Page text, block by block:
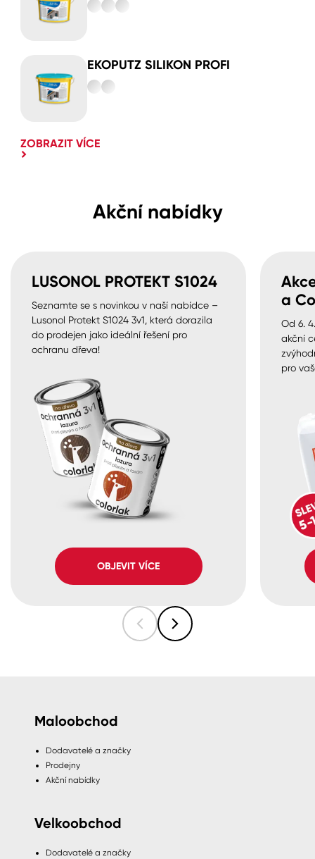
EKOPUTZ SILIKON PROFI
ZOBRAZIT VÍCE
Akční nabídky
LUSONOL PROTEKT S1024
Seznamte se s novinkou v naší nabídce –
Lusonol Protekt S1024 3v1, která dorazila
do prodejen jako ideální řešení pro
ochranu dřeva!
OBJEVIT VÍCE
a
Od 6.
akční
pro
Maloobchod
Dodavatelé a značky
Prodejny
Akční nabídky
Velkoobchod
Dodavatelé a značky